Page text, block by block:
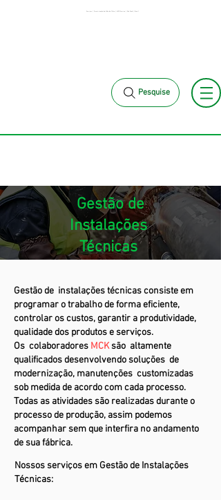
Serviços | Terceirização de Mão de Obra | MCK Service | São Paulo | Brasil
Pesquise
Gestão de
Instalações
Técnicas
Gestão de instalações técnicas consiste em
programar o trabalho de forma eficiente,
controlar os custos, garantir a produtividade,
qualidade dos produtos e serviços.
Os colaboradores MCKsão altamente
qualificados desenvolvendo soluções de
modernização, manutenções customizadas
sob medida de acordo com cada processo.
Todas as atividades são realizadas durante o
processo de produção, assim podemos
acompanhar sem que interfira no andamento
de sua fábrica.
Nossos serviços em Gestão de Instalações
Técnicas: